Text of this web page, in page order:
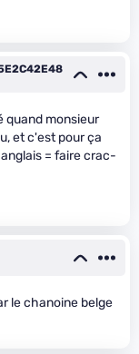
quand monsieur
et c'est pour ça
= faire crac-
le chanoine belge